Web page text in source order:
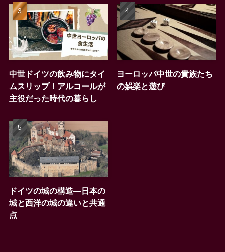
中世ドイツの飲み物にタイ
ムスリップ！アルコールが
主役だった時代の暮らし
ヨーロッパ中世の貴族たち
の娯楽と遊び
ドイツの城の構造―日本の
城と西洋の城の違いと共通
点